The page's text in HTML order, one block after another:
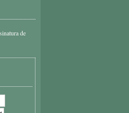
de